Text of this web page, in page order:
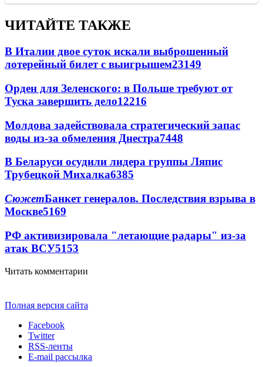
ЧИТАЙТЕ ТАКЖЕ
В Италии двое суток искали выброшенный
лотерейный билет с выигрышем23149
Орден для Зеленского: в Польше требуют от
Туска завершить дело12216
Молдова задействовала стратегический запас
воды из-за обмеления Днестра7448
В Беларуси осудили лидера группы Ляпис
Трубецкой Михалка6385
СюжетБанкет генералов. Последствия взрыва в
Москве5169
РФ активизировала "летающие радары" из-за
атак ВСУ5153
Читать комментарии
Полная версия сайта
Facebook
Twitter
RSS-ленты
E-mail рассылка